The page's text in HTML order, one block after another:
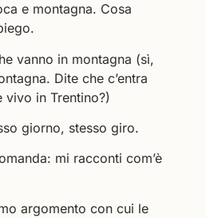
e montagna. Cosa
vanno in montagna (sì,
Dite che c’entra
in Trentino?)
giorno, stesso giro.
mi racconti com’è
argomento con cui le